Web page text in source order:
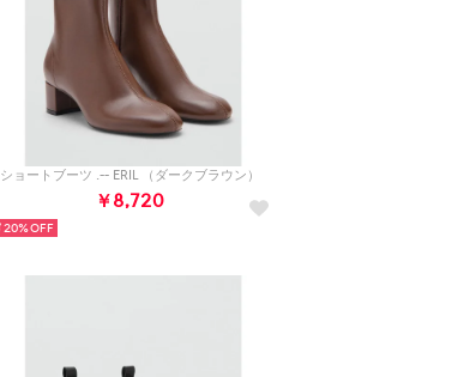
ショートブーツ .-- ERIL （ダークブラウン）
￥8,720
20%